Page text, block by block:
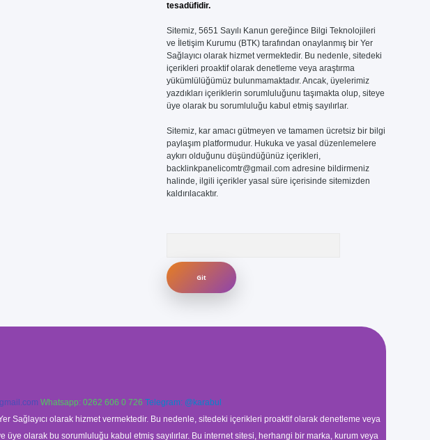
tesadüfidir.
Sitemiz, 5651 Sayılı Kanun gereğince Bilgi Teknolojileri
ve İletişim Kurumu (BTK) tarafından onaylanmış bir Yer
Sağlayıcı olarak hizmet vermektedir. Bu nedenle, sitedeki
içerikleri proaktif olarak denetleme veya araştırma
yükümlülüğümüz bulunmamaktadır. Ancak, üyelerimiz
yazdıkları içeriklerin sorumluluğunu taşımakta olup, siteye
üye olarak bu sorumluluğu kabul etmiş sayılırlar.
Sitemiz, kar amacı gütmeyen ve tamamen ücretsiz bir bilgi
paylaşım platformudur. Hukuka ve yasal düzenlemelere
aykırı olduğunu düşündüğünüz içerikleri,
backlinkpanelicomtr@gmail.comadresine bildirmeniz
halinde, ilgili içerikler yasal süre içerisinde sitemizden
kaldırılacaktır.
Whatsapp: 0262 606 0 726 Telegram: @karabul
Sağlayıcı olarak hizmet vermektedir. Bu nedenle, sitedeki içerikleri proaktif olarak denetleme veya
olarak bu sorumluluğu kabul etmiş sayılırlar. Bu internet sitesi, herhangi bir marka, kurum veya